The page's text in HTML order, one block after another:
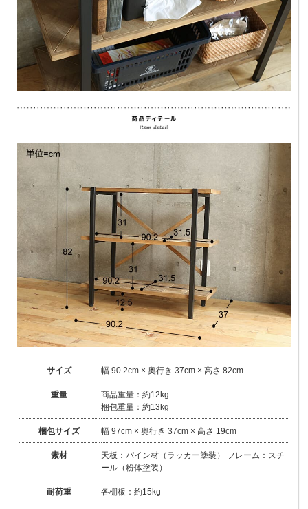
サイズ 幅 90.2cm × 奥行き 37cm × 高さ 82cm
重量
商品重量：約12kg
梱包重量：約13kg
梱包サイズ 幅 97cm × 奥行き 37cm × 高さ 19cm
素材
天板：パイン材（ラッカー塗装） フレーム：スチ
ール（粉体塗装）
耐荷重 各棚板：約15kg